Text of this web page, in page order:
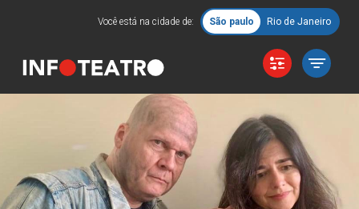
Você está na cidade de: São paulo Rio de Janeiro